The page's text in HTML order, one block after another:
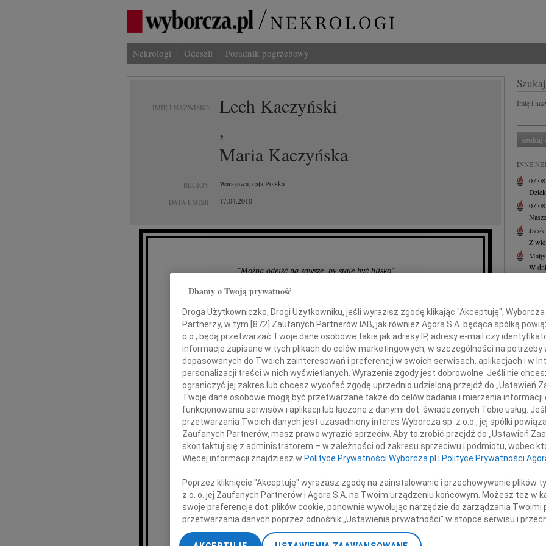
Nekrologi Odeszli Poradnik pogrzebowy
IMIĘ I NAZWISKO:
Lech Kaczyński
,
Maria Kaczyńska
REGION: Warszawa, cała Polska
DATA EMISJI: 17.04.2010
"Można odejść na zawsze, by stale być blisko"
Z ogromnym żalem i smutkiem
żegnamy Pierwszego Obywatela Rzeczypospolitej,
Prezydenta RP
Lecha Kaczyńskiego
oraz
Imię i
INNE
Z
W
Asia
Dbamy o Twoją prywatność
Droga Użytkowniczko, Drogi Użytkowniku, jeśli wyrazisz zgodę klikając "Akceptuję",
Partnerzy, w tym [ 872 ] Zaufanych Partnerów IAB, jak również Agora S.A. będąca spółką
o.o., będą przetwarzać Twoje dane osobowe takie jak adresy IP, adresy e-mail czy
informacje zapisane w tych plikach do celów marketingowych, w szczególności na potrzeby
dopasowanych do Twoich zainteresowań i preferencji w swoich serwisach, aplikacjach i w
personalizacji treści w nich wyświetlanych. Wyrażenie zgody jest dobrowolne. Jeśli nie
ograniczyć jej zakres lub chcesz wycofać zgodę uprzednio udzieloną przejdź do „Ustawień
Twoje dane osobowe mogą być przetwarzane także do celów badania i mierzenia
funkcjonowania serwisów i aplikacji lub łączone z danymi dot. świadczonych Tobie usług.
przetwarzania Twoich danych jest uzasadniony interes Wyborcza sp. z o.o., jej spółki
Zaufanych Partnerów, masz prawo wyrazić sprzeciw. Aby to zrobić przejdź do „Ustawień
skontaktuj się z administratorem – w zależności od zakresu sprzeciwu i podmiotu, wobec
Więcej informacji znajdziesz w Polityce Prywatności Wyborcza.pl i Polityce Prywatności
Poprzez kliknięcie "Akceptuję" wyrażasz zgodę na zainstalowanie i przechowywanie plików
z o. o. jej Zaufanych Partnerów i Agora S.A. na Twoim urządzeniu końcowym. Możesz też w
swoje preferencje dot. plików cookie, ponownie wywołując narzędzie do zarządzania Twoimi
przetwarzania danych poprzez odnośnik „Ustawienia prywatności” w stopce serwisu i
„Ustawienia zaawansowane”. Zmiana ustawień plików cookie możliwa jest także za pomocą